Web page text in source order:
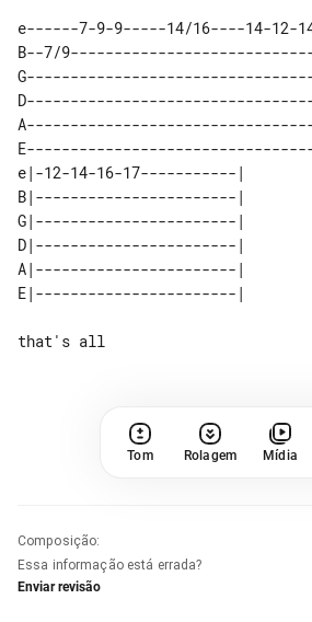
e------7-9-9-----14/16----14-12-
B--7/
e|-12-14-16-17-----------|
B|-----------------------|
G|-----------------------|
D|-----------------------|
A|-----------------------|
Tom Rolagem Mídia
Composição:
Essa informação está errada?
Enviar revisão